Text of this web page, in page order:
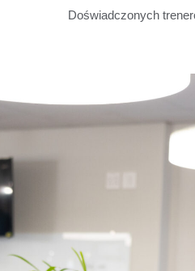
Doświadczonych